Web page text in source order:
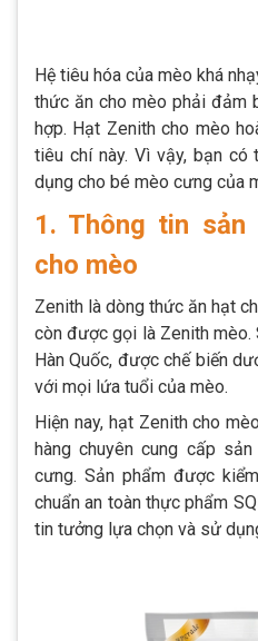
Hệ tiêu hóa của mèo khá
thức ăn cho mèo phải đảm
hợp. Hạt Zenith cho mèo
tiêu chí này. Vì vậy, bạn
dụng cho bé mèo cưng của
1. Thông tin sản
cho mèo
Zenith là dòng thức ăn hạt
còn được gọi là Zenith
Hàn Quốc, được chế biến
với mọi lứa tuổi của mèo.
Hiện nay, hạt Zenith cho
hàng chuyên cung cấp
cưng. Sản phẩm được
chuẩn an toàn thực phẩm
tin tưởng lựa chọn và sử